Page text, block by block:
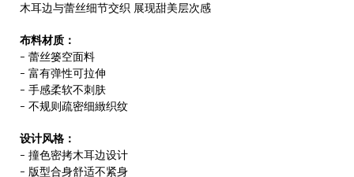
木耳边与蕾丝细节交织 展现甜美层次感
布料材质：
- 蕾丝篓空面料
- 富有弹性可拉伸
- 手感柔软不刺肤
- 不规则疏密细緻织纹
设计风格：
- 撞色密拷木耳边设计
- 版型合身舒适不紧身